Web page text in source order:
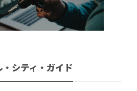
シティ・ガイド